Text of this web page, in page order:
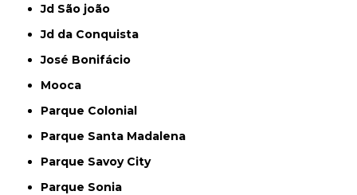
Jd São joão
Jd da Conquista
José Bonifácio
Mooca
Parque Colonial
Parque Santa Madalena
Parque Savoy City
Parque Sonia